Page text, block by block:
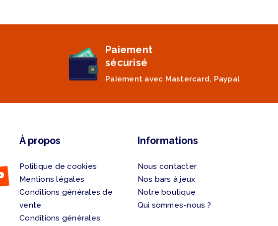
Paiement
sécurisé
Paiement avec Mastercard, Paypal
À propos
Politique de cookies
Mentions légales
Conditions générales de
vente
Conditions générales
Informations
Nous contacter
Nos bars à jeux
Notre boutique
Qui sommes-nous ?